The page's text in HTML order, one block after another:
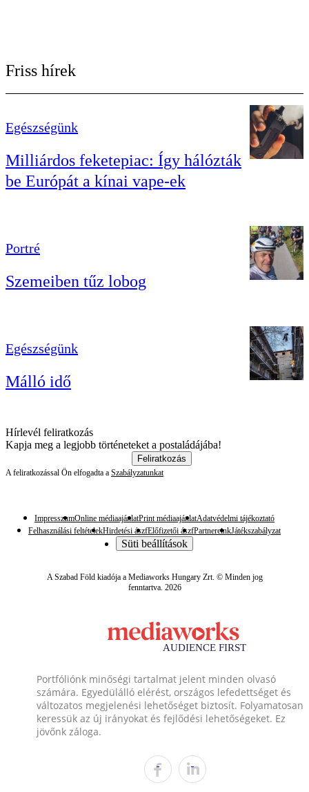
Friss hírek
Egészségünk
Milliárdos feketepiac: Így hálózták
be Európát a kínai vape-ek
Portré
Szemeiben tűz lobog
Egészségünk
Málló idő
Hírlevél feliratkozás
Kapja meg a legjobb történeteket a postaládájába!
Feliratkozás
A feliratkozással Ön elfogadta a Szabályzatunkat
ImpresszumOnline médiaajánlatPrint médiaajánlatAdatvédelmi tájékoztató
Felhasználási feltételekHirdetési ászfElőfizetői ászfPartnereinkJátékszabályzat
Süti beállítások
A Szabad Föld kiadója a Mediaworks Hungary Zrt. © Minden jog
fenntartva. 2026
Portfóliónk minőségi tartalmat jelent minden olvasó
számára. Egyedülálló elérést, országos lefedettséget és
változatos megjelenési lehetőséget biztosít. Folyamatosan
keressük az új irányokat és fejlődési lehetőségeket. Ez
jövőnk záloga.